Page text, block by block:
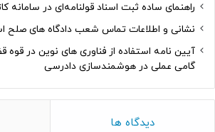
راهنمای ساده ثبت اسناد قولنامه‌ای در سامانه
نشانی و اطلاعات تماس شعب دادگاه های صلح
آیین نامه استفاده از فناوری های نوین در
گامی عملی در هوشمندسازی دادرسی
دیدگاه ها